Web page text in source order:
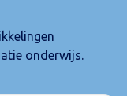
onderwijs.